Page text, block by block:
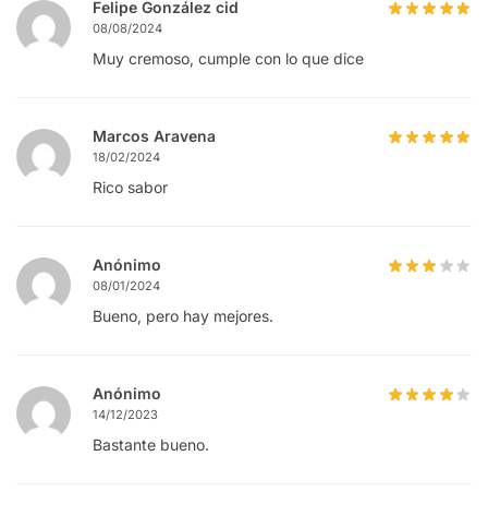
Felipe González cid
08/08/2024
Muy cremoso, cumple con lo que dice
Marcos Aravena
18/02/2024
Rico sabor
Anónimo
08/01/2024
Bueno, pero hay mejores.
Anónimo
14/12/2023
Bastante bueno.